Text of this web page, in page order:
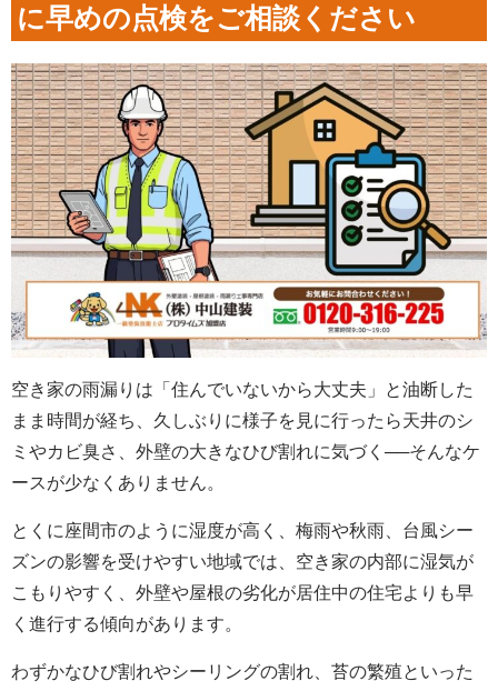
に早めの点検をご相談ください
空き家の雨漏りは「住んでいないから大丈夫」と油断した
まま時間が経ち、久しぶりに様子を見に行ったら天井のシ
ミやカビ臭さ、外壁の大きなひび割れに気づく──そんなケ
ースが少なくありません。
とくに座間市のように湿度が高く、梅雨や秋雨、台風シー
ズンの影響を受けやすい地域では、空き家の内部に湿気が
こもりやすく、外壁や屋根の劣化が居住中の住宅よりも早
く進行する傾向があります。
わずかなひび割れやシーリングの割れ、苔の繁殖といった